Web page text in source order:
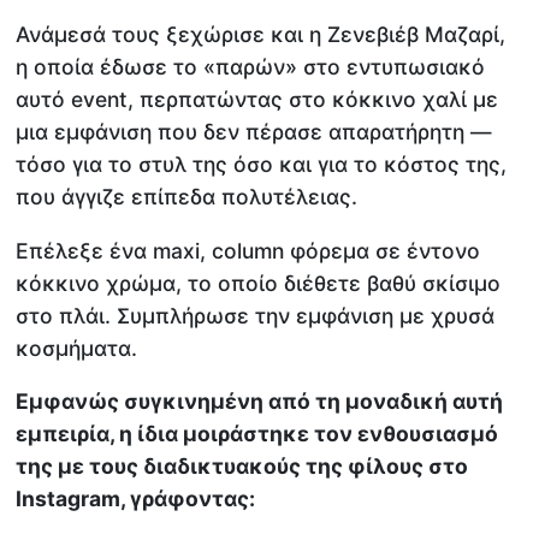
Ανάμεσά τους ξεχώρισε και η Ζενεβιέβ Μαζαρί,
η οποία έδωσε το «παρών» στο εντυπωσιακό
αυτό event, περπατώντας στο κόκκινο χαλί με
μια εμφάνιση που δεν πέρασε απαρατήρητη —
τόσο για το στυλ της όσο και για το κόστος της,
που άγγιζε επίπεδα πολυτέλειας.
Επέλεξε ένα maxi, column φόρεμα σε έντονο
κόκκινο χρώμα, το οποίο διέθετε βαθύ σκίσιμο
στο πλάι. Συμπλήρωσε την εμφάνιση με χρυσά
κοσμήματα.
Εμφανώς συγκινημένη από τη μοναδική αυτή
εμπειρία, η ίδια μοιράστηκε τον ενθουσιασμό
της με τους διαδικτυακούς της φίλους στο
Instagram, γράφοντας: